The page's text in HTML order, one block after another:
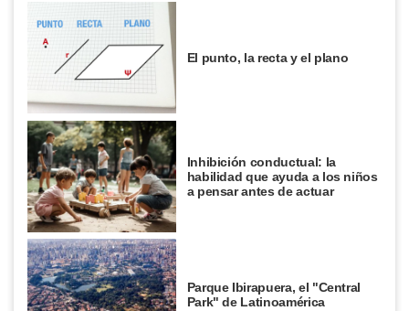
El punto, la recta y el plano
Inhibición conductual: la
habilidad que ayuda a los niños
a pensar antes de actuar
Parque Ibirapuera, el "Central
Park" de Latinoamérica